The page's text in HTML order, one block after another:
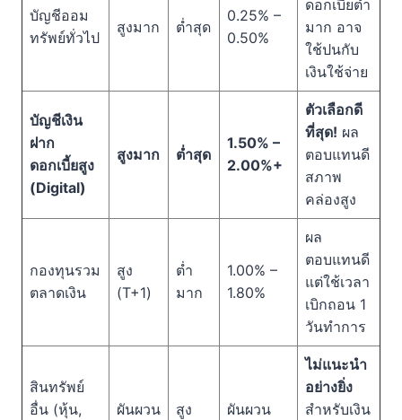
บัญชีออม
ทรัพย์ทั่วไป
สูงมาก ต่ำสุด
0.25% –
0.50%
ดอกเบี้ยต่ำ
มาก อาจ
ใช้ปนกับ
เงินใช้จ่าย
บัญชีเงิน
ฝาก
ดอกเบี้ยสูง
(Digital)
สูงมาก ต่ำสุด
1.50% –
2.00%+
ตัวเลือกดี
ที่สุด! ผล
ตอบแทนดี
สภาพ
คล่องสูง
กองทุนรวม
ตลาดเงิน
สูง
(T+1)
ต่ำ
มาก
1.00% –
1.80%
ผล
ตอบแทนดี
แต่ใช้เวลา
เบิกถอน 1
วันทำการ
สินทรัพย์
อื่น (หุ้น,
ผันผวน สูง ผันผวน
ไม่แนะนำ
อย่างยิ่ง
สำหรับเงิน